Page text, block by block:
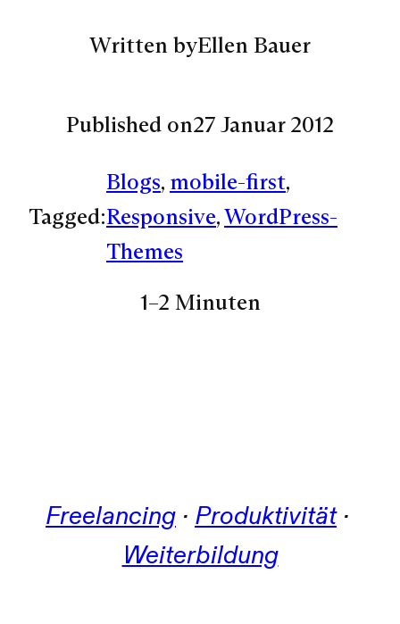
Written byEllen Bauer
Published on27 Januar 2012
Tagged:
Blogs, mobile-first
Responsive, WordPress-
Themes
1–2 Minuten
Freelancing · Produktivität
Weiterbildung